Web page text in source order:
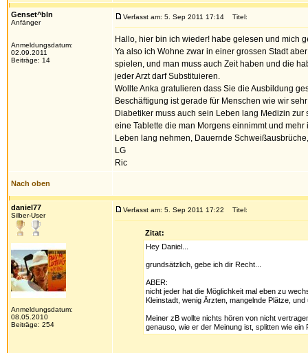
Genset^bln
Anfänger
Anmeldungsdatum:
02.09.2011
Beiträge: 14
Verfasst am: 5. Sep 2011 17:14 Titel:
Hallo, hier bin ich wieder! habe gelesen und mich
Ya also ich Wohne zwar in einer grossen Stadt
spielen, und man muss auch Zeit haben und die
jeder Arzt darf Substituieren.
Wollte Anka gratulieren dass Sie die Ausbildung
Beschäftigung ist gerade für Menschen wie wir
Diabetiker muss auch sein Leben lang Medizin
eine Tablette die man Morgens einnimmt und
Leben lang nehmen, Dauernde
LG
Ric
Nach oben
daniel77
Silber-User
Anmeldungsdatum:
08.05.2010
Beiträge: 254
Verfasst am: 5. Sep 2011 17:22 Titel:
Zitat:
Hey Daniel...
grundsätzlich, gebe ich dir Recht...
ABER:
nicht jeder hat die Möglichkeit mal eben zu
Kleinstadt, wenig Ärzten, mangelnde Plätze, und
Meiner zB wollte nichts hören von nicht
genauso, wie er der Meinung ist, splitten wie ein